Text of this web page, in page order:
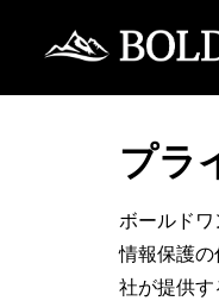
プラ
ボールド
情報保護
社が提供す